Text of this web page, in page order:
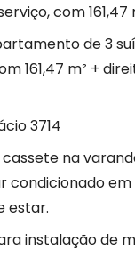
com 161,47
de 3
161,47 m² +
3714
na
condicionado em
estar.
instalação de